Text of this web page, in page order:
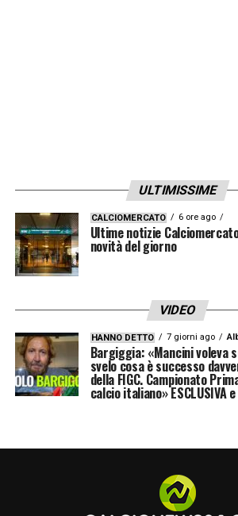
il Sudafrica spazza l’area e il
colpire l’arbitro.Ammonito
secondi prima dell’Hydration
entrato del Canada è colpevole
fallo tattico. All’85 Mudau vola
Pinheiro gli fa capire che non c’è
assolutamente contatto.
minuti prolungato di 60
festeggiamenti dell’1-0 di
da Pinheiro nell’incontro
ULTIMISSIME
CALCIOMERCATO 6 ore ago
Ultime notizie
novità del giorno
VIDEO
HANNO DETTO 7 giorni ago
Bargiggia: «Mancini voleva
svelo cosa è successo
della FIGC. Campionato
calcio italiano» ESCLUSIVA e